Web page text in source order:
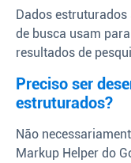
Dados
de busca usam
resultados de
Preciso ser
estruturados?
Não
Markup Helper do